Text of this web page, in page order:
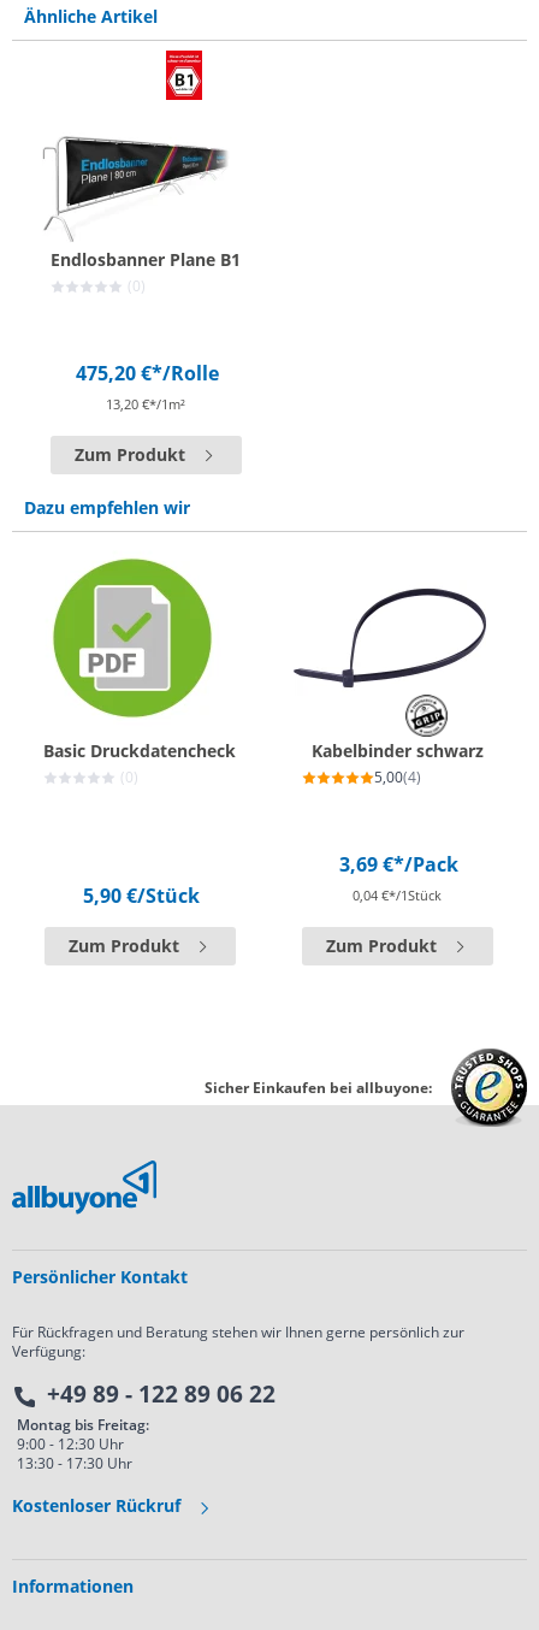
Ähnliche Artikel
Endlosbanner Plane B1
(0)
475,20 €*/Rolle
13,20 €*/1m²
Zum Produkt
Dazu empfehlen wir
Basic Druckdatencheck
(0)
5,90 €/Stück
Zum Produkt
Kabelbinder schwarz
5,00(4)
3,69 €*/Pack
0,04 €*/1Stück
Zum Produkt
Sicher Einkaufen bei allbuyone:
Persönlicher Kontakt
Für Rückfragen und Beratung stehen wir Ihnen gerne persönlich zur
Verfügung:
+49 89 - 122 89 06 22
Montag bis Freitag:
9:00 - 12:30 Uhr
13:30 - 17:30 Uhr
Kostenloser Rückruf
Informationen